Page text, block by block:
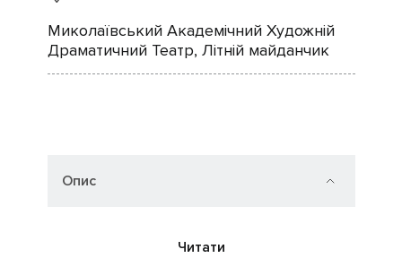
Миколаївський Академічний Художній
Драматичний Театр, Літній майданчик
Опис
Читати